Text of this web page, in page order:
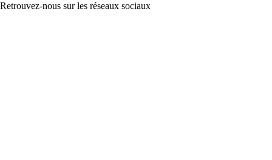
Retrouvez-nous sur les réseaux sociaux